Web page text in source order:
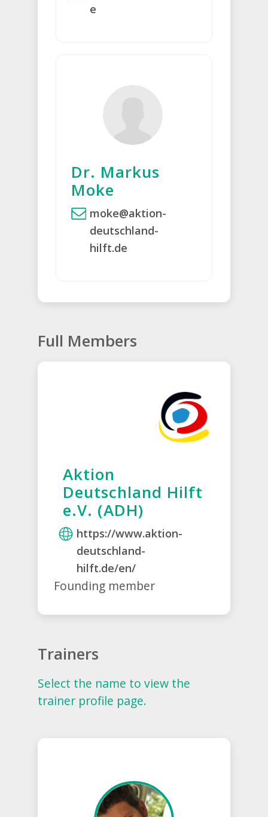
e
Dr. Markus
Moke
moke@aktion-
deutschland-
hilft.de
Full Members
Aktion
Deutschland Hilft
e.V. (ADH)
https://www.aktion-
deutschland-
hilft.de/en/
Founding member
Trainers
Select the name to view the
trainer profile page.